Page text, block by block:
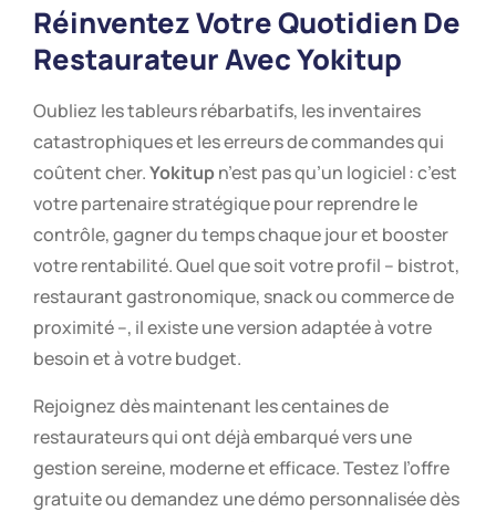
Réinventez Votre Quotidien De
Restaurateur Avec Yokitup
Oubliez les tableurs rébarbatifs, les inventaires
catastrophiques et les erreurs de commandes qui
coûtent cher.Yokitupn’est pas qu’un logiciel : c’est
votre partenaire stratégique pour reprendre le
contrôle, gagner du temps chaque jour et booster
votre rentabilité. Quel que soit votre profil – bistrot,
restaurant gastronomique, snack ou commerce de
proximité –, il existe une version adaptée à votre
besoin et à votre budget.
Rejoignez dès maintenant les centaines de
restaurateurs qui ont déjà embarqué vers une
gestion sereine, moderne et efficace. Testez l’offre
gratuite ou demandez une démo personnalisée dès